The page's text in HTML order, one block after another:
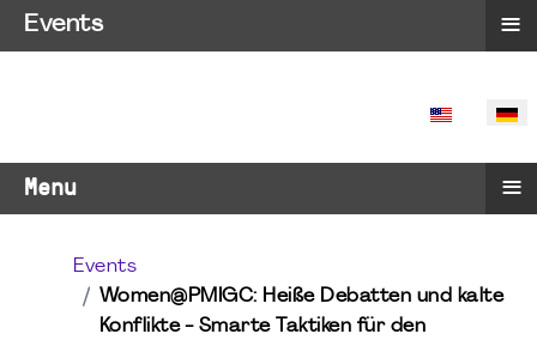
SPRACHE
Menu ≡
Events
Women@PMIGC: Heiße Debatten und kalte
Konflikte - Smarte Taktiken für den
Events ≡